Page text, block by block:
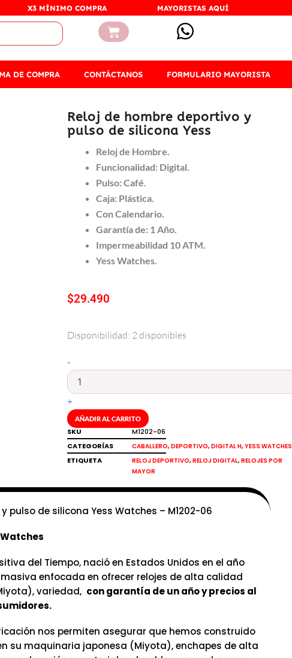
X3 MÍNIMO COMPRA MAYORISTAS AQUÍ
Carrito
DE COMPRA CONTÁCTANOS FORMULARIO MAYORISTA
Reloj de hombre deportivo y
pulso de silicona Yess
Reloj de Hombre.
Funcionalidad: Digital.
Pulso: Café.
Caja: Plástica.
Con Calendario.
Garantía de: 1 Año.
Impermeabilidad 10 ATM.
Yess Watches.
$29.490
Disponibilidad: 2 disponibles
-
Reloj
hombre
deportivo
pulso
de
silicona
Yess
cantidad
+
AÑADIR AL CARRITO
SKU
M1202-06
CATEGORÍAS
CABALLERO,DEPORTIVO,DIGITAL H,YESS WATCHES
ETIQUETA RELOJ DEPORTIVO,RELOJ DIGITAL,RELOJES POR
MAYOR
pulso de silicona Yess Watches – M1202-06
del Tiempo, nació en Estados Unidos en el año
enfocada en ofrecer relojes de alta calidad
variedad, con garantía de un año y precios al
nos permiten asegurar que hemos construido
su maquinaria japonesa (Miyota), enchapes de alta